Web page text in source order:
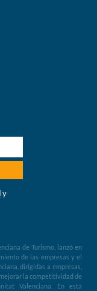
y
de Turismo, lanzó en
de las empresas y el
dirigidas a empresas,
la competitividad de
Valenciana. En esta